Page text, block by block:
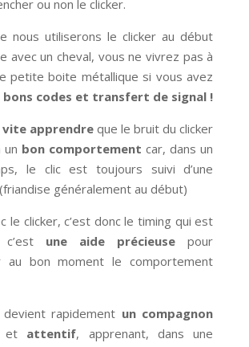
ou non le clicker.
nous utiliserons le clicker au début
avec un cheval, vous ne vivrez pas à
petite boite métallique si vous avez
bons codes et transfert de signal !
vite apprendreque le bruit du clicker
un bon comportement car, dans un
le clic est toujours suivi d’une
généralement au début)
le clicker, c’est donc le timing qui est
une aide précieuse pour
au bon moment le comportement
rapidement un compagnon
attentif, apprenant, dans une